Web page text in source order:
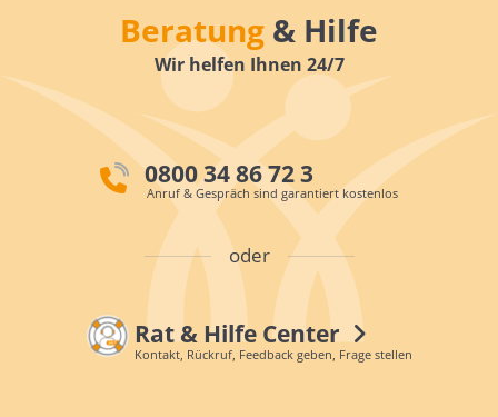
Beratung & Hilfe
Wir helfen Ihnen 24/7
0800 34 86 72 3
Anruf & Gespräch sind garantiert kostenlos
oder
Rat & Hilfe Center
Kontakt, Rückruf, Feedback geben, Frage stellen